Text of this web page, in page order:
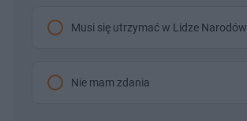
Musi się utrzymać w Lidze Narodów
Nie mam zdania